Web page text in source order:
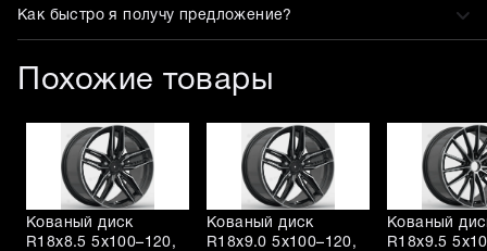
Как быстро я получу предложение?
Похожие товары
Кованый диск
R18x8.5 5x100–120,
Кованый диск
R18x9.0 5x100–120,
Кованый
R18x9.5